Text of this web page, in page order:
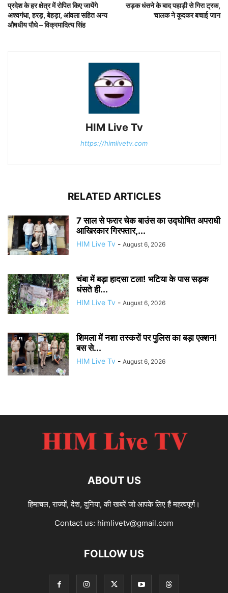
प्रदेश के हर क्षेत्र में रोपित किए जायेंगे
अश्वगंधा, हरड़, बेहड़ा, आंवला सहित अन्य
औषधीय पौधे – विक्रमादित्य सिंह
सड़क धंसने के बाद पहाड़ी से गिरा ट्रक,
चालक ने कूदकर बचाई जान
HIM Live Tv
https://himlivetv.com
RELATED ARTICLES
7 साल से फरार चेक बाउंस का उद्घोषित अपराधी
आखिरकार गिरफ्तार,...
HIM Live Tv - August 6, 2026
चंबा में बड़ा हादसा टला! भटिया के पास सड़क
धंसते ही...
HIM Live Tv - August 6, 2026
शिमला में नशा तस्करों पर पुलिस का बड़ा एक्शन!
बस से...
HIM Live Tv - August 6, 2026
ABOUT US
हिमाचल, राज्यों, देश, दुनिया, की खबरें जो आपके लिए हैं महत्वपूर्ण।
Contact us: himlivetv@gmail.com
FOLLOW US